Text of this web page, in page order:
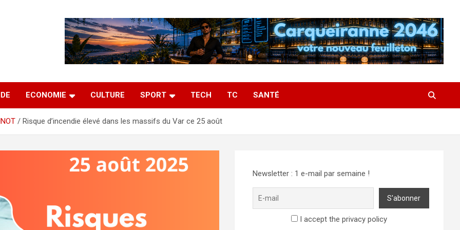
ECONOMIE CULTURE SPORT TECH TC SANTÉ
Risque d’incendie élevé dans les massifs du Var ce 25 août
Newsletter : 1 e-mail par semaine !
I accept the privacy policy